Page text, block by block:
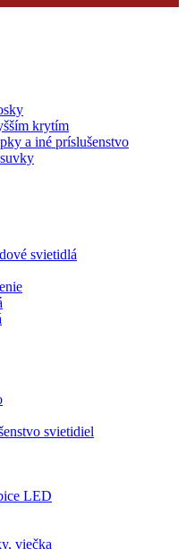
krytím
a iné príslušenstvo
svietidlá
svietidiel
LED
viečka